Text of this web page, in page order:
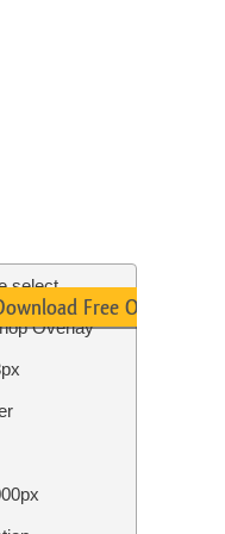
select
Overlay
Free Overlay